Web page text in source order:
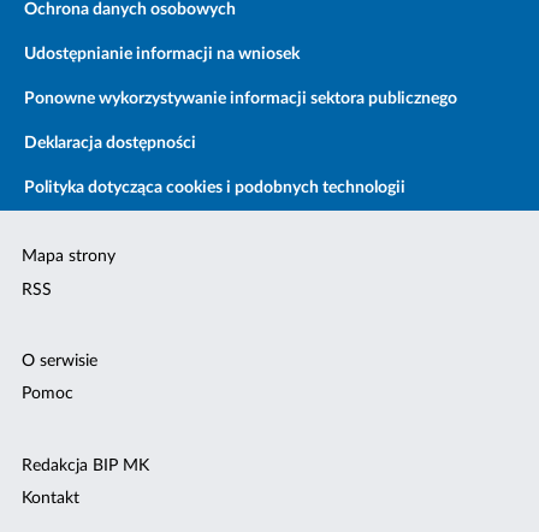
Ochrona danych osobowych
Udostępnianie informacji na wniosek
Ponowne wykorzystywanie informacji sektora publicznego
Deklaracja dostępności
Polityka dotycząca cookies i podobnych technologii
Mapa strony
RSS
O serwisie
Pomoc
Redakcja BIP MK
Kontakt